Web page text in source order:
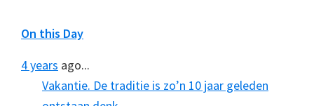
On this Day
4 years ago...
Vakantie. De traditie is zo’n 10 jaar geleden